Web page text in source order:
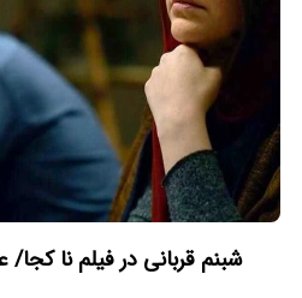
شبنم قربانی در فیلم نا